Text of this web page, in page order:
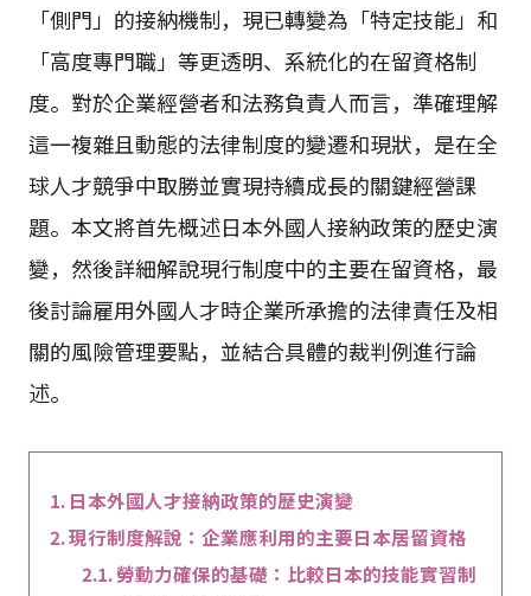
「側門」的接納機制，現已轉變為「特定技能」和
「高度專門職」等更透明、系統化的在留資格制
度。對於企業經營者和法務負責人而言，準確理解
這一複雜且動態的法律制度的變遷和現狀，是在全
球人才競爭中取勝並實現持續成長的關鍵經營課
題。本文將首先概述日本外國人接納政策的歷史演
變，然後詳細解說現行制度中的主要在留資格，最
後討論雇用外國人才時企業所承擔的法律責任及相
關的風險管理要點，並結合具體的裁判例進行論
述。
日本外國人才接納政策的歷史演變
現行制度解說：企業應利用的主要日本居留資格
勞動力確保的基礎：比較日本的技能實習制